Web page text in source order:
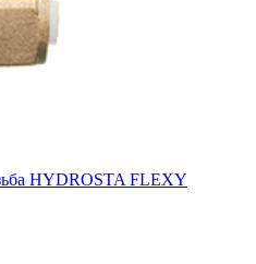
HYDROSTA FLEXY